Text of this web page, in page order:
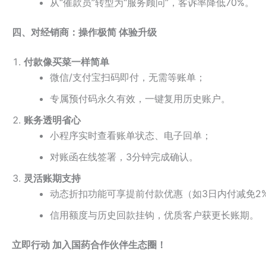
从“催款员”转型为“服务顾问”，客诉率降低70%。
四、对经销商：操作极简 体验升级
付款像买菜一样简单
微信/支付宝扫码即付，无需等账单；
专属预付码永久有效，一键复用历史账户。
账务透明省心
小程序实时查看账单状态、电子回单；
对账函在线签署，3分钟完成确认。
灵活账期支持
动态折扣功能可享提前付款优惠（如3日内付减免
信用额度与历史回款挂钩，优质客户获更长账期。
立即行动 加入国药合作伙伴生态圈！